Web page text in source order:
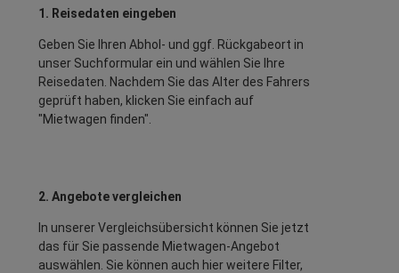
1. Reisedaten eingeben
Geben Sie Ihren Abhol- und ggf. Rückgabeort in
unser Suchformular ein und wählen Sie Ihre
Reisedaten. Nachdem Sie das Alter des Fahrers
geprüft haben, klicken Sie einfach auf
"Mietwagen finden".
2. Angebote vergleichen
In unserer Vergleichsübersicht können Sie jetzt
das für Sie passende Mietwagen-Angebot
auswählen. Sie können auch hier weitere Filter,